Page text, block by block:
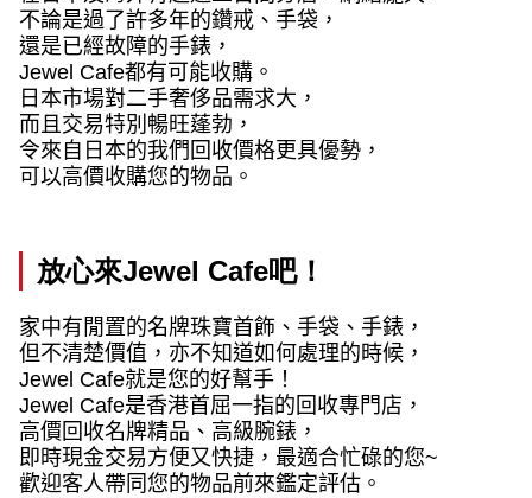
不論是過了許多年的鑽戒、手袋，
還是已經故障的手錶，
Jewel Cafe都有可能收購。
日本市場對二手奢侈品需求大，
而且交易特別暢旺蓬勃，
令來自日本的我們回收價格更具優勢，
可以高價收購您的物品。
放心來Jewel Cafe吧！
家中有閒置的名牌珠寶首飾、手袋、手錶，
但不清楚價值，亦不知道如何處理的時候，
Jewel Cafe就是您的好幫手！
Jewel Cafe是香港首屈一指的回收專門店，
高價回收名牌精品、高級腕錶，
即時現金交易方便又快捷，最適合忙碌的您~
歡迎客人帶同您的物品前來鑑定評估。